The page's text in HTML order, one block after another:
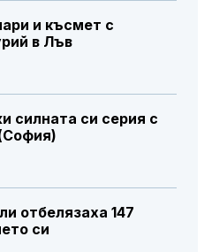
и късмет с
в Лъв
силната си серия с
отбелязаха 147
си